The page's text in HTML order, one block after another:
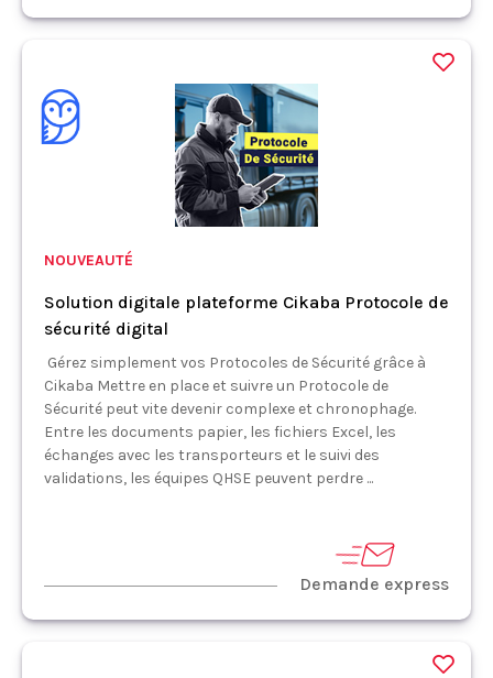
NOUVEAUTÉ
Solution digitale plateforme Cikaba Protocole de
sécurité digital
Gérez simplement vos Protocoles de Sécurité grâce à
Cikaba Mettre en place et suivre un Protocole de
Sécurité peut vite devenir complexe et chronophage.
Entre les documents papier, les fichiers Excel, les
échanges avec les transporteurs et le suivi des
validations, les équipes QHSE peuvent perdre ...
Demande express